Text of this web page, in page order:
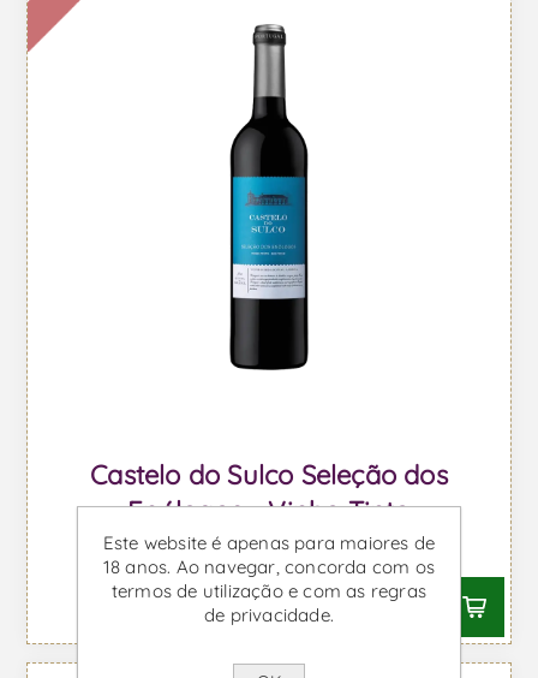
Castelo do Sulco Seleção dos
Enólogos - Vinho Tinto
Desde €4,37 IVA incl.
Este website é apenas para maiores de
18 anos. Ao navegar, concorda com os
termos de utilização e com as regras
de privacidade.